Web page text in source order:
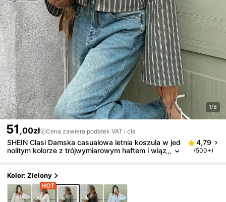
1/8
51 ,00zł Cena zawiera podatek VAT i cła
SHEIN Clasi Damska casualowa letnia koszula w jed
nolitym kolorze z trójwymiarowym haftem i wiąz
4,79
(500+)
Kolor: Zielony